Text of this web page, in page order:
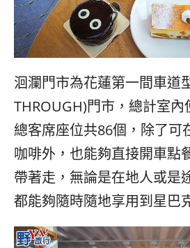
洄瀾門市為花蓮第一間車道
THROUGH)門市，總計室內
總客席座位共86個，除了可
咖啡外，也能夠直接開車點
帶著走，無論是在地人或是
都能夠隨時隨地享用到星巴